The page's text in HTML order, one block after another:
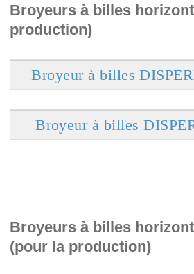
Broyeurs à billes
production)
Broyeur à billes
Broyeur à billes
Broyeurs à billes
(pour la production)